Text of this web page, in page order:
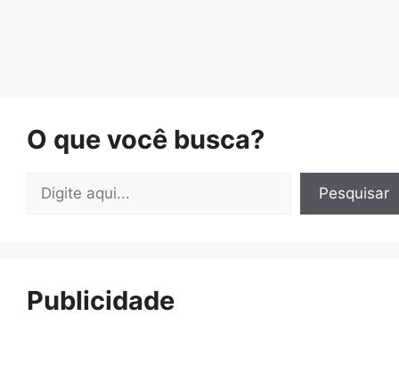
O que você busca?
Pesquisar
Pesquisar
Publicidade